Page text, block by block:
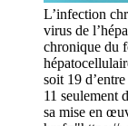
L’infection
virus de
chronique du
soit 19
11 seulement
sa mise en